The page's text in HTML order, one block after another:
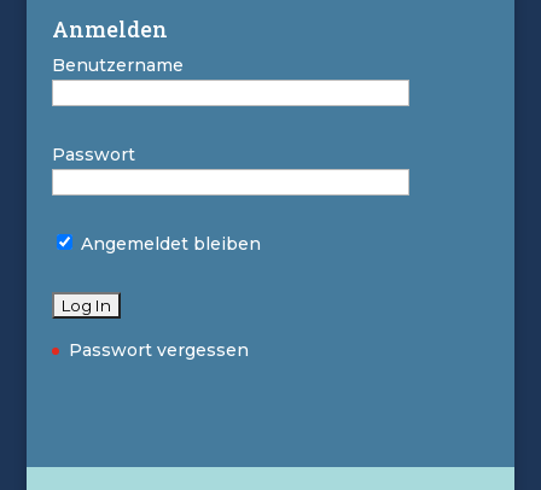
Anmelden
Benutzername
Passwort
Angemeldet bleiben
Passwort vergessen